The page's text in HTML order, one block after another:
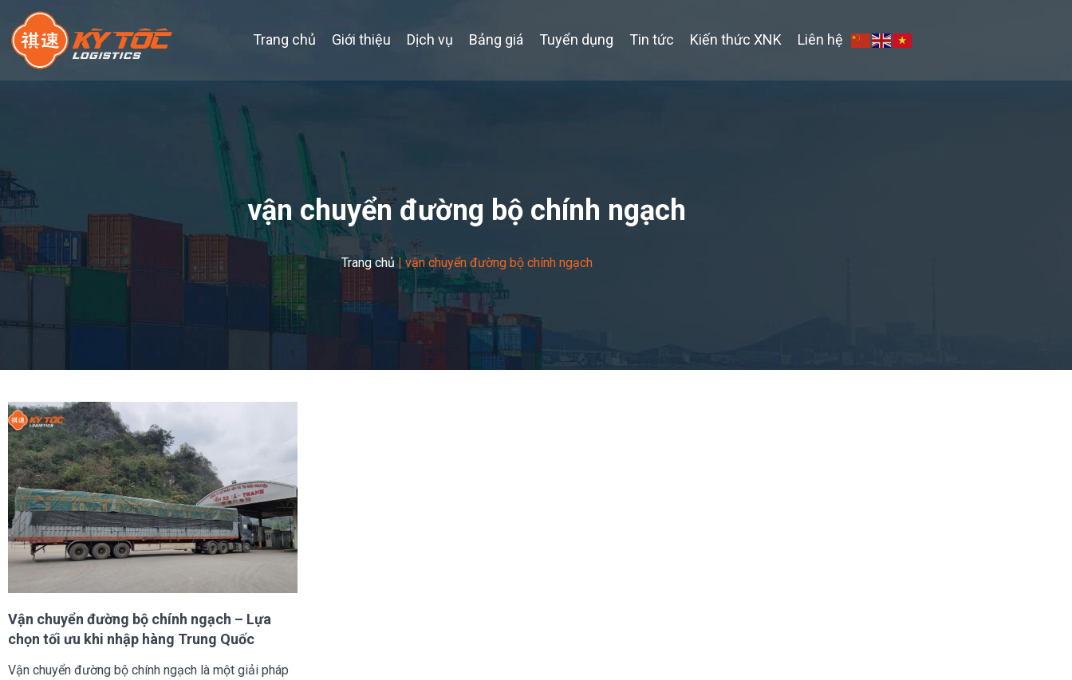
Trang chủ Giới thiệu Dịch vụ Bảng giá Tuyển dụng Tin tức Kiến thức XNK Liên hệ
vận chuyển đường bộ chính ngạch
Trang chủ |vận chuyển đường bộ chính ngạch
Vận chuyển đường bộ chính ngạch – Lựa
chọn tối ưu khi nhập hàng Trung Quốc
Vận chuyển đường bộ chính ngạch là một giải pháp